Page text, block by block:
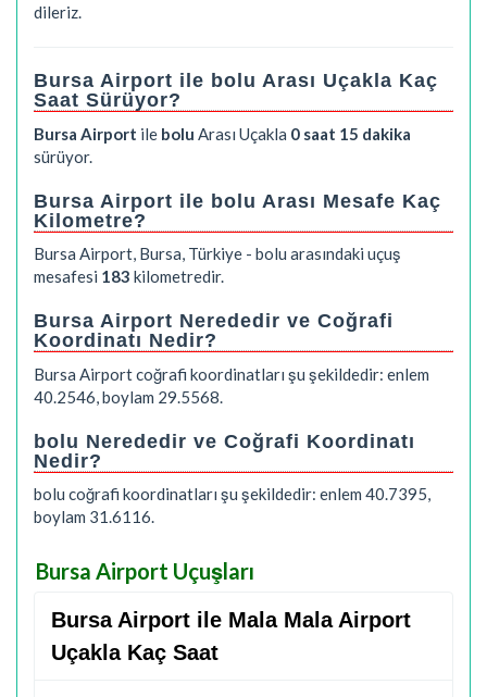
dileriz.
Bursa Airport ile bolu Arası Uçakla Kaç
Saat Sürüyor?
Bursa Airport ile bolu Arası Uçakla 0 saat 15 dakika
sürüyor.
Bursa Airport ile bolu Arası Mesafe Kaç
Kilometre?
Bursa Airport, Bursa, Türkiye - bolu arasındaki uçuş
mesafesi 183 kilometredir.
Bursa Airport Nerededir ve Coğrafi
Koordinatı Nedir?
Bursa Airport coğrafi koordinatları şu şekildedir: enlem
40.2546, boylam 29.5568.
bolu Nerededir ve Coğrafi Koordinatı
Nedir?
bolu coğrafi koordinatları şu şekildedir: enlem 40.7395,
boylam 31.6116.
Bursa Airport Uçuşları
Bursa Airport ile Mala Mala Airport
Uçakla Kaç Saat